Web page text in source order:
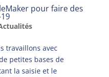
pour faire des
travaillons avec
petites bases de
la saisie et le